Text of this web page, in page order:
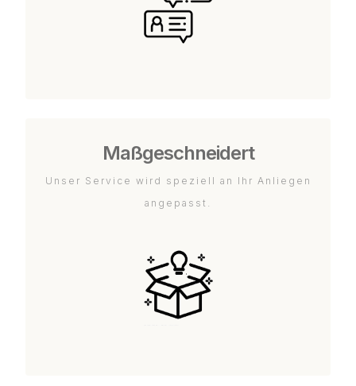
Maßgeschneidert
Unser Service wird speziell an Ihr Anliegen
angepasst.